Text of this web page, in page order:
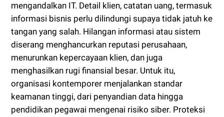
mengandalkan IT. Detail klien, catatan uang, termasuk
informasi bisnis perlu dilindungi supaya tidak jatuh ke
tangan yang salah. Hilangan informasi atau sistem
diserang menghancurkan reputasi perusahaan,
menurunkan kepercayaan klien, dan juga
menghasilkan rugi finansial besar. Untuk itu,
organisasi kontemporer menjalankan standar
keamanan tinggi, dari penyandian data hingga
pendidikan pegawai mengenai risiko siber. Proteksi